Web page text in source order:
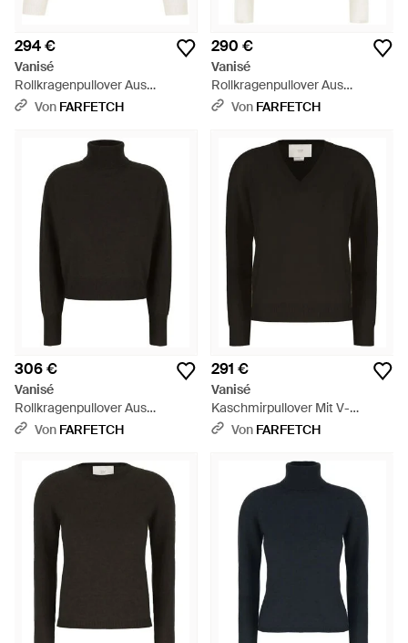
294 €
Vanisé
Rollkragenpullover Aus
Kaschmir - Weiß
Von FARFETCH
290 €
Vanisé
Rollkragenpullover Aus
Kaschmir - Weiß
Von FARFETCH
306 €
Vanisé
Rollkragenpullover Aus
Kaschmir - Schwarz
Von FARFETCH
291 €
Vanisé
Kaschmirpullover Mit V-
Ausschnitt - Schwarz
Von FARFETCH